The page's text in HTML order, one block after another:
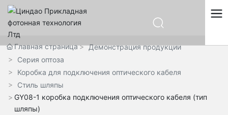
English
Русский
Главная страница
Демонстрация продукции
Серия оптоза
Коробка для подключения оптического кабеля
Стиль шляпы
GY08-1 коробка подключения оптического кабеля (тип
шляпы)